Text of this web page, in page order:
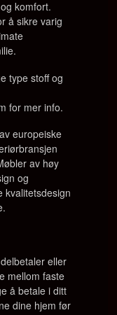
komfort.
å sikre varig
type stoff og
for mer info.
europeiske
av høy
og
kvalitetsdesign
eller
mellom faste
å betale i ditt
dine hjem før